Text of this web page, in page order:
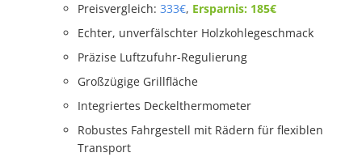
Preisvergleich: 333€, Ersparnis: 185€
Echter, unverfälschter Holzkohlegeschmack
Präzise Luftzufuhr-Regulierung
Großzügige Grillfläche
Integriertes Deckelthermometer
Robustes Fahrgestell mit Rädern für flexiblen
Transport